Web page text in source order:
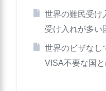
世界の難民受け
受け入れが多い
世界のビザなし
VISA不要な国と